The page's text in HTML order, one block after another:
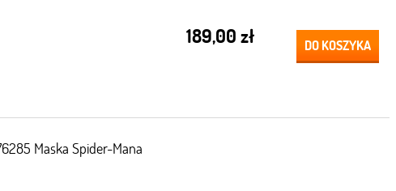
189,00 zł DO KOSZYKA
Maska Spider-Mana